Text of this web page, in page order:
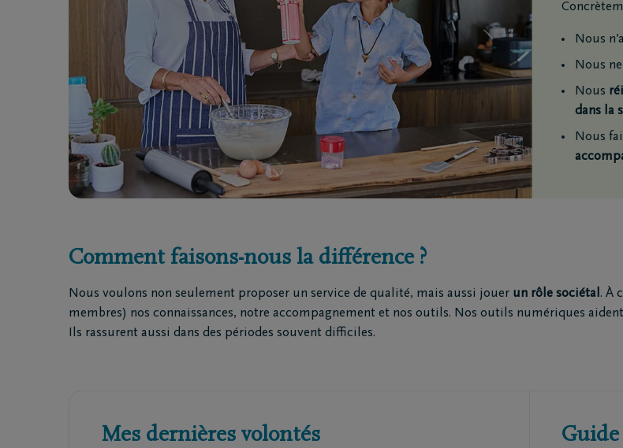
Nous
Nous
Nous
dans la
Nous
Comment faisons-nous la différence ?
Nous voulons non seulement proposer un service de qualité, mais aussi jouer un rôle sociétal. À
membres) nos connaissances, notre accompagnement et nos outils. Nos outils numériques
Ils rassurent aussi dans des périodes souvent difficiles.
Mes dernières volontés